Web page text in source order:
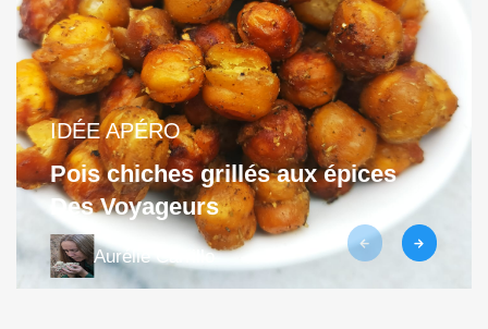
IDÉE APÉRO
Pois chiches grillés aux épices
Des Voyageurs
Aurélie Carrillo